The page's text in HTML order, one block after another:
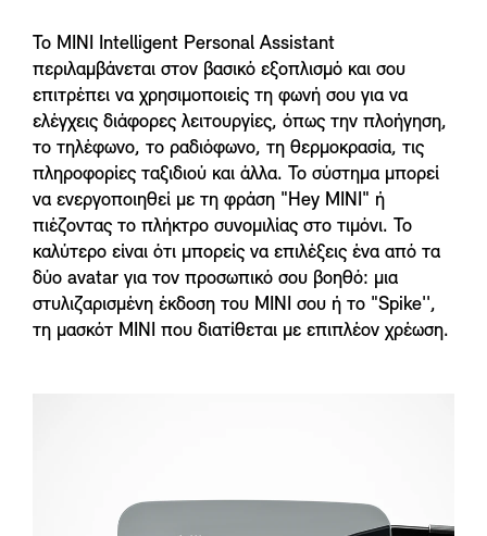
Το MINI Intelligent Personal Assistant
περιλαμβάνεται στον βασικό εξοπλισμό και σου
επιτρέπει να χρησιμοποιείς τη φωνή σου για να
ελέγχεις διάφορες λειτουργίες, όπως την πλοήγηση,
το τηλέφωνο, το ραδιόφωνο, τη θερμοκρασία, τις
πληροφορίες ταξιδιού και άλλα. Το σύστημα μπορεί
να ενεργοποιηθεί με τη φράση "Hey MINI" ή
πιέζοντας το πλήκτρο συνομιλίας στο τιμόνι. Το
καλύτερο είναι ότι μπορείς να επιλέξεις ένα από τα
δύο avatar για τον προσωπικό σου βοηθό: μια
στυλιζαρισμένη έκδοση του MINI σου ή το "Spike'',
τη μασκότ MINI που διατίθεται με επιπλέον χρέωση.